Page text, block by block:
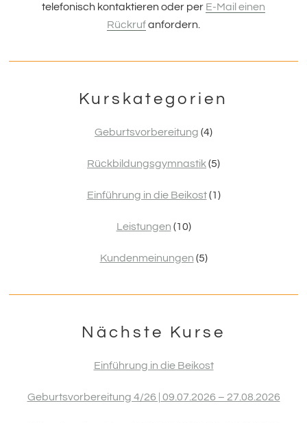
telefonisch kontaktieren oder per E-Mail einen
Rückrufanfordern.
Kurskategorien
Geburtsvorbereitung (4)
Rückbildungsgymnastik(5)
Einführung in die Beikost(1)
Leistungen (10)
Kundenmeinungen (5)
Nächste Kurse
Einführung in die Beikost
Geburtsvorbereitung 4/26 | 09.07.2026 – 27.08.2026